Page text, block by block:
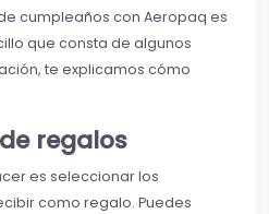
cumpleaños con Aeropaq es
que consta de algunos
te explicamos cómo
regalos
es seleccionar los
como regalo. Puedes